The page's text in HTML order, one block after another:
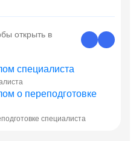
открыть в
специалиста